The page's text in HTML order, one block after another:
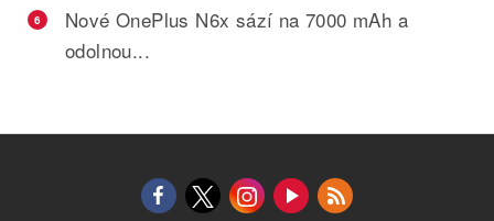
6
Nové OnePlus N6x sází na 7000 mAh a
odolnou...